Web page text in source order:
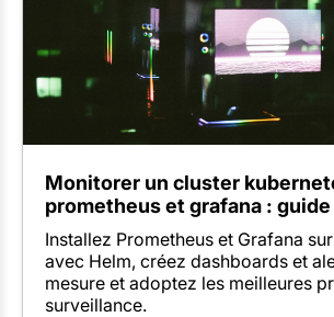
Monitorer un cluster
prometheus et grafana :
Installez Prometheus et Grafana
avec Helm, créez dashboards et
mesure et adoptez les meilleures
surveillance.